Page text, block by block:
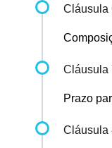
Cláusula
Cláusula
Prazo
Cláusula